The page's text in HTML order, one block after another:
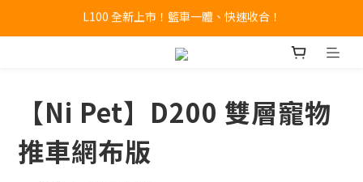
🔥全新 X100 中大型寵物推車熱賣中🔥
A9 Plus 外出神器！舒適、安全、好收！
🔥全新 X100 中大型寵物推車熱賣中🔥
【Ni Pet】D200 雙層寵物
推車網布版